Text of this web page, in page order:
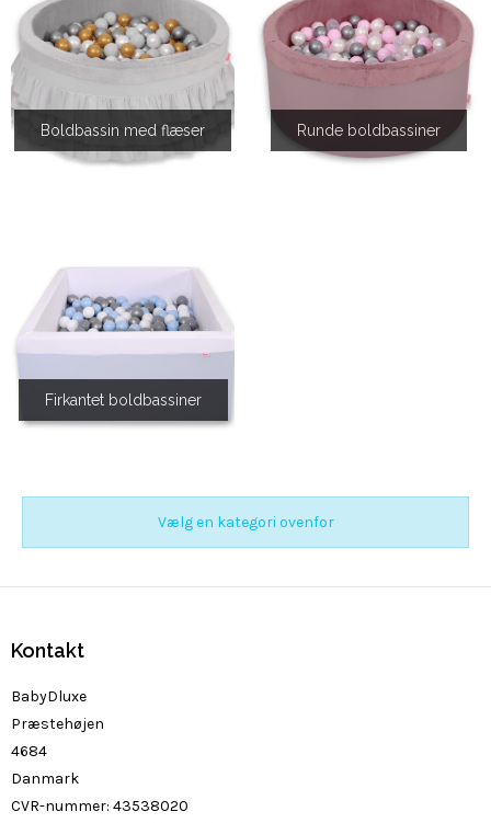
Boldbassin med flæser Runde boldbassiner
Firkantet boldbassiner
Vælg en kategori ovenfor
Kontakt
BabyDluxe
Præstehøjen
4684
Danmark
CVR-nummer: 43538020